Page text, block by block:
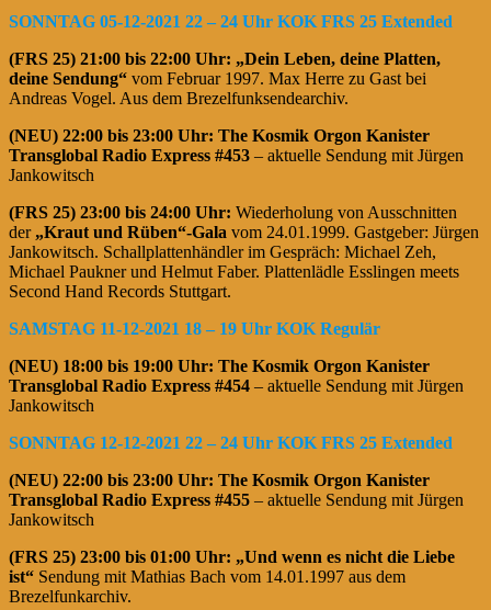
SONNTAG 05-12-2021 22 – 24 Uhr KOK FRS 25 Extended
(FRS 25) 21:00 bis 22:00 Uhr: „Dein Leben, deine Platten,
deine Sendung“ vom Februar 1997. Max Herre zu Gast bei
Andreas Vogel. Aus dem Brezelfunksendearchiv.
(NEU) 22:00 bis 23:00 Uhr: The Kosmik Orgon Kanister
Transglobal Radio Express #453 – aktuelle Sendung mit Jürgen
Jankowitsch
(FRS 25) 23:00 bis 24:00 Uhr: Wiederholung von Ausschnitten
der „Kraut und Rüben“-Gala vom 24.01.1999. Gastgeber: Jürgen
Jankowitsch. Schallplattenhändler im Gespräch: Michael Zeh,
Michael Paukner und Helmut Faber. Plattenlädle Esslingen meets
Second Hand Records Stuttgart.
SAMSTAG 11-12-2021 18 – 19 Uhr KOK Regulär
(NEU) 18:00 bis 19:00 Uhr: The Kosmik Orgon Kanister
Transglobal Radio Express #454 – aktuelle Sendung mit Jürgen
Jankowitsch
SONNTAG 12-12-2021 22 – 24 Uhr KOK FRS 25 Extended
(NEU) 22:00 bis 23:00 Uhr: The Kosmik Orgon Kanister
Transglobal Radio Express #455 – aktuelle Sendung mit Jürgen
Jankowitsch
(FRS 25) 23:00 bis 01:00 Uhr: „Und wenn es nicht die Liebe
ist“ Sendung mit Mathias Bach vom 14.01.1997 aus dem
Brezelfunkarchiv.